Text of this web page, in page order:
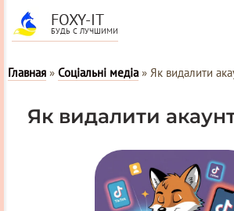
FOXY-IT
БУДЬ С ЛУЧШИМИ
Главная » Соціальні медіа » Як видалити
Як видалити